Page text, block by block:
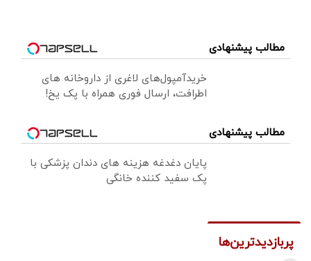
مطالب پیشنهادی
خریدآمپول‌های لاغری از داروخانه های
اطرافت، ارسال فوری همراه با پک یخ!
مطالب پیشنهادی
پایان دغدغه هزینه های دندان پزشکی با
پک سفید کننده خانگی
پربازدیدترین‌ها